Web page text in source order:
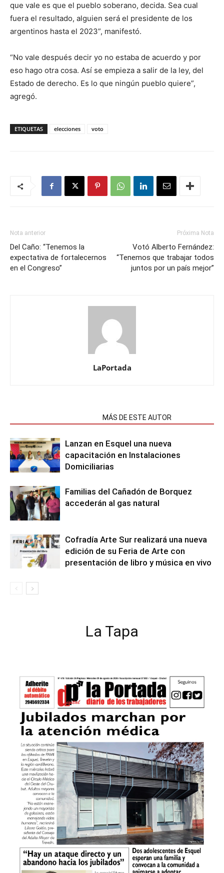
que vale es que el pueblo soberano, decida. Sea cual
fuera el resultado, alguien será el presidente de los
argentinos hasta el 2023”, manifestó.
“No vale después decir yo no estaba de acuerdo y por
eso hago otra cosa. Así se empieza a salir de la ley, del
Estado de derecho. Es lo que ningún pueblo quiere”,
agregó.
ETIQUETAS elecciones voto
Nota anterior
Del Caño: “Tenemos la
expectativa de fortalecernos
en el Congreso”
Próxima Nota
Votó Alberto Fernández:
“Tenemos que trabajar todos
juntos por un país mejor”
LaPortada
MÁS DE ESTE AUTOR
Lanzan en Esquel una nueva
capacitación en Instalaciones
Domiciliarias
Familias del Cañadón de Borquez
accederán al gas natural
Cofradía Arte Sur realizará una nueva
edición de su Feria de Arte con
presentación de libro y música en vivo
La Tapa